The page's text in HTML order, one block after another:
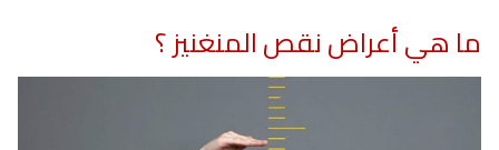
ما هي أعراض نقص المنغنيز ؟